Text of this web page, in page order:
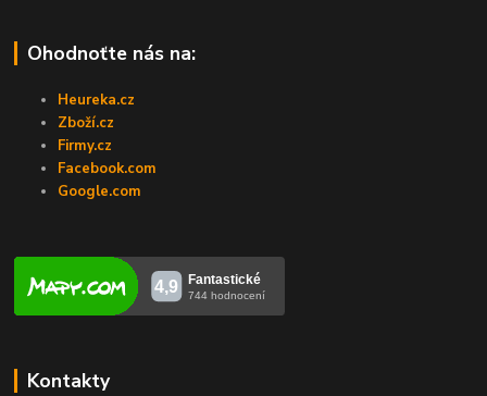
Ohodnoťte nás na:
Heureka.cz
Zboží.cz
Firmy.cz
Facebook.com
Google.com
Kontakty